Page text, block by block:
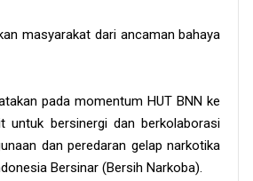
masyarakat dari ancaman bahaya
pada momentum HUT BNN ke
untuk bersinergi dan berkolaborasi
dan peredaran gelap narkotika
Bersinar (Bersih Narkoba).